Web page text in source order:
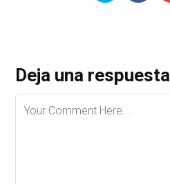
Deja una respuesta